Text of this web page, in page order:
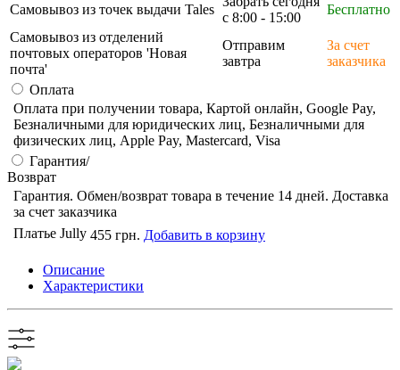
Самовывоз из точек выдачи Tales
с 8:00 - 15:00
Бесплатно
Самовывоз из отделений
почтовых операторов 'Новая
почта'
Отправим
завтра
За счет
заказчика
Оплата
Оплата при получении товара, Картой онлайн, Google Pay,
Безналичными для юридических лиц, Безналичными для
физических лиц, Apple Pay, Mastercard, Visa
Гарантия/
Возврат
Гарантия. Обмен/возврат товара в течение 14 дней. Доставка
за счет заказчика
Платье Jully 455 грн. Добавить в корзину
Описание
Характеристики